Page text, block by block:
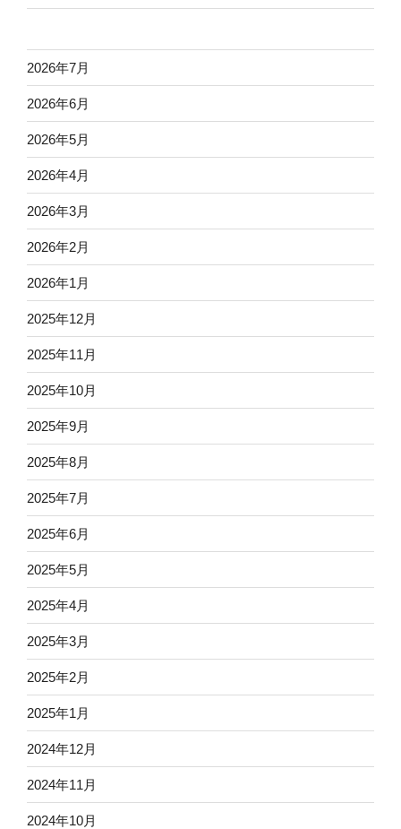
2026年7月
2026年6月
2026年5月
2026年4月
2026年3月
2026年2月
2026年1月
2025年12月
2025年11月
2025年10月
2025年9月
2025年8月
2025年7月
2025年6月
2025年5月
2025年4月
2025年3月
2025年2月
2025年1月
2024年12月
2024年11月
2024年10月